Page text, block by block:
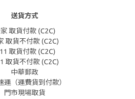
送貨方式
取貨付款 (C2C)
取貨不付款 (C2C)
取貨付款 (C2C)
取貨不付款 (C2C)
中華郵政
運（運費貨到付款）
門市現場取貨